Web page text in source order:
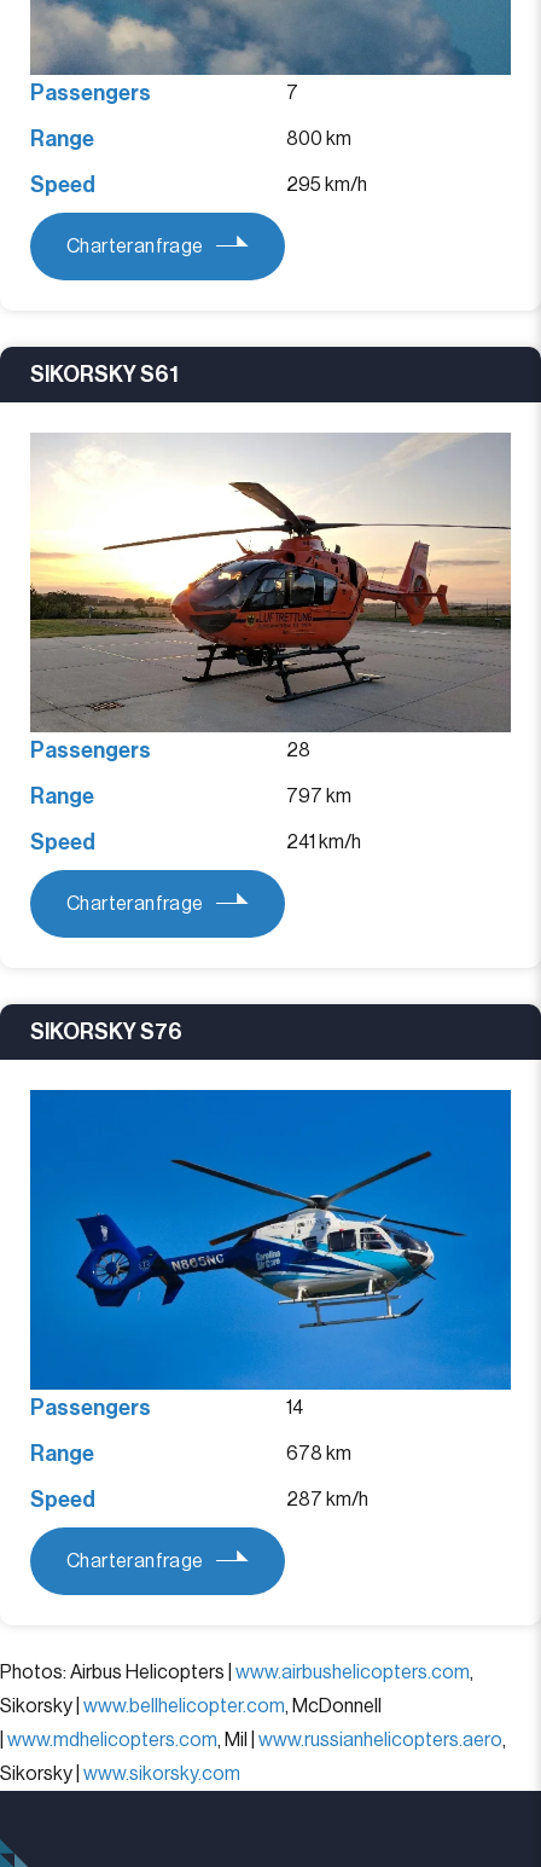
Passengers 7
Range 800 km
Speed 295 km/h
Charteranfrage
SIKORSKY S61
Passengers 28
Range 797 km
Speed 241 km/h
Charteranfrage
SIKORSKY S76
Passengers 14
Range 678 km
Speed 287 km/h
Charteranfrage
Photos: Airbus Helicopters | www.airbushelicopters.com,
Sikorsky | www.bellhelicopter.com, McDonnell
www.mdhelicopters.com, Mil | www.russianhelicopters.aero,
Sikorsky | www.sikorsky.com